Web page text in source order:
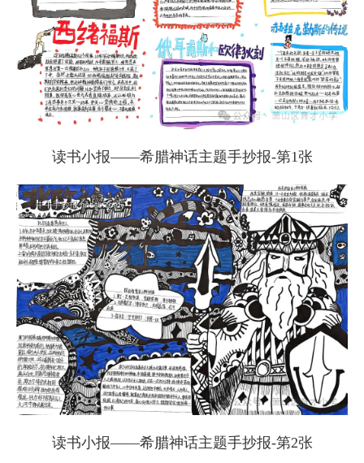
读书小报——希腊神话主题手抄报-第1张
读书小报——希腊神话主题手抄报-第2张